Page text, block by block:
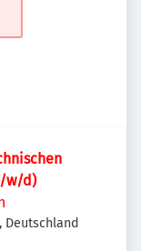
w/d)
Deutschland